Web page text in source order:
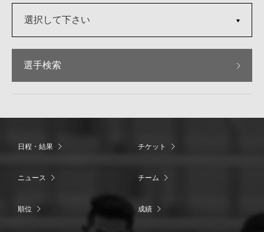
選択して下さい
選手検索
日程・結果 チケット
ニュース チーム
順位 成績